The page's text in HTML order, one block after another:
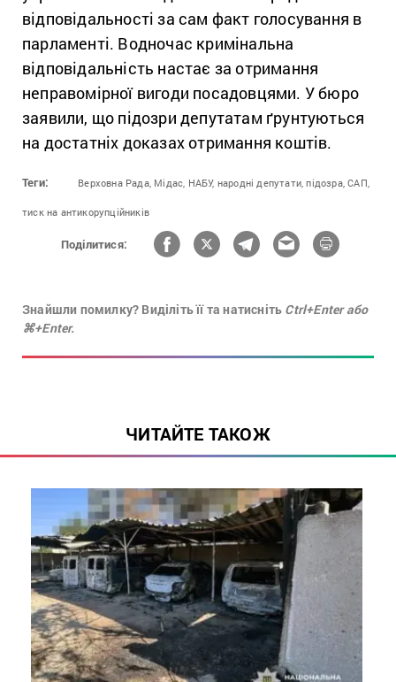
відповідальності за сам факт голосування в
парламенті. Водночас кримінальна
відповідальність настає за отримання
неправомірної вигоди посадовцями. У бюро
заявили, що підозри депутатам ґрунтуються
на достатніх доказах отримання коштів.
Теги: Верховна Рада, Мідас, НАБУ, народні депутати, підозра, САП,
тиск на антикорупційників
Поділитися:
Знайшли помилку? Виділіть її та натисніть Ctrl+Enter або
⌘+Enter.
ЧИТАЙТЕ ТАКОЖ